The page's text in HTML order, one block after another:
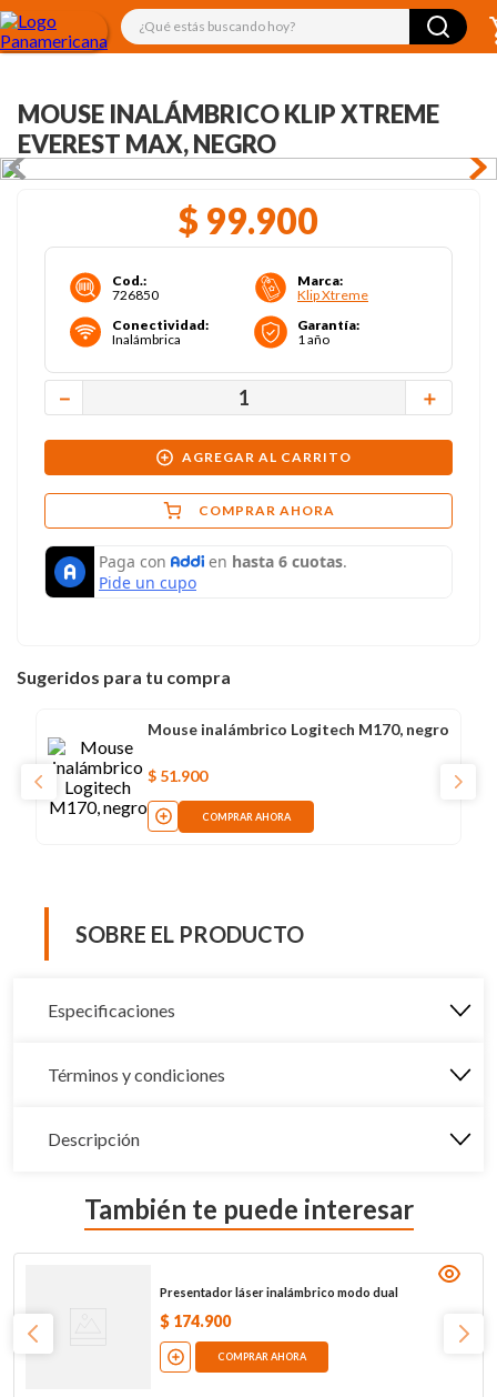
¿Qué estás buscando hoy?
MOUSE INALÁMBRICO KLIP XTREME
EVEREST MAX, NEGRO
$ 99.900
Cod.:
726850
Marca:
Klip Xtreme
Conectividad:
Inalámbrica
Garantía:
1 año
＋
－
AGREGAR AL CARRITO
COMPRAR AHORA
Sugeridos para tu compra
Mouse inalámbrico Logitech M170, negro
$ 51.900
COMPRAR AHORA
SOBRE EL PRODUCTO
Especificaciones
Términos y condiciones
Descripción
También te puede interesar
Presentador láser inalámbrico modo dual
$ 174.900
COMPRAR AHORA